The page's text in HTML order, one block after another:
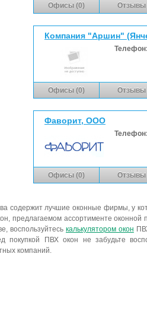
Офисы (0) Отзывы
Компания "Аршин"
Офисы (0) Отзывы
Фаворит, ООО
Офисы (0) Отзывы
содержит лучшие оконные фирмы, у
предлагаемом ассортименте
воспользуйтесь калькулятором окон
покупкой ПВХ окон не забудьте
компаний.